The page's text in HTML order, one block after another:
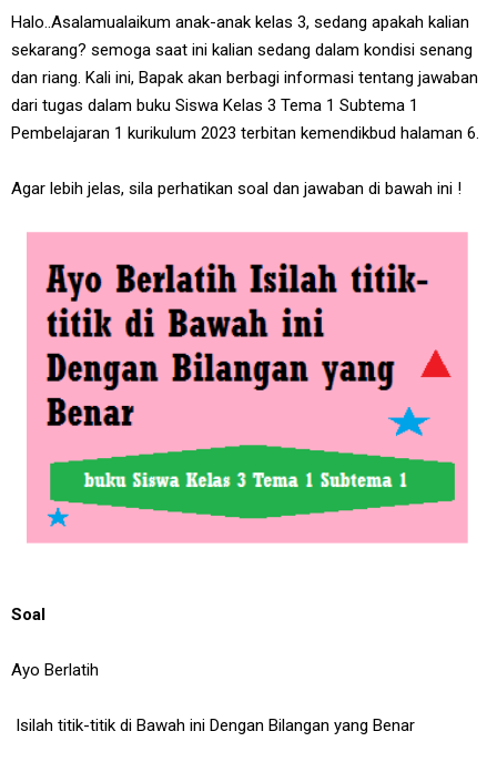
Halo..Asalamualaikum anak-anak kelas 3, sedang apakah kalian
sekarang? semoga saat ini kalian sedang dalam kondisi senang
dan riang. Kali ini, Bapak akan berbagi informasi tentang jawaban
dari tugas dalam buku Siswa Kelas 3 Tema 1 Subtema 1
Pembelajaran 1 kurikulum 2023 terbitan kemendikbud halaman 6.
Agar lebih jelas, sila perhatikan soal dan jawaban di bawah ini !
Soal
Ayo Berlatih
Isilah titik-titik di Bawah ini Dengan Bilangan yang Benar